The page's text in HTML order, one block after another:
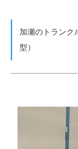
加瀬のトランク
型）